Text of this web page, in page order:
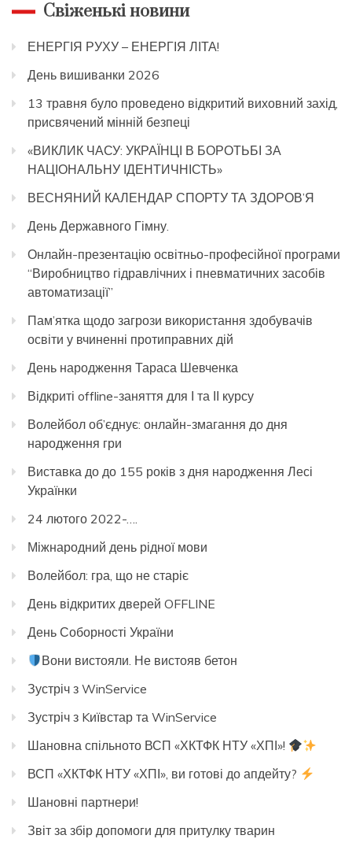
Свіженькі новини
ЕНЕРГІЯ РУХУ – ЕНЕРГІЯ ЛІТА!
День вишиванки 2026
13 травня було проведено відкритий виховний захід,
присвячений мінній безпеці
«ВИКЛИК ЧАСУ: УКРАЇНЦІ В БОРОТЬБІ ЗА
НАЦІОНАЛЬНУ ІДЕНТИЧНІСТЬ»
ВЕСНЯНИЙ КАЛЕНДАР СПОРТУ ТА ЗДОРОВ’Я
День Державного Гімну.
Онлайн-презентацію освітньо-професійної програми
“Виробництво гідравлічних і пневматичних засобів
автоматизації”
Пам’ятка щодо загрози використання здобувачів
освіти у вчиненні протиправних дій
День народження Тараса Шевченка
Відкриті offline-заняття для І та ІІ курсу
Волейбол об’єднує: онлайн-змагання до дня
народження гри
Виставка до до 155 років з дня народження Лесі
Українки
24 лютого 2022-….
Міжнародний день рідної мови
Волейбол: гра, що не старіє
День відкритих дверей OFFLINE
День Соборності України
Вони вистояли. Не вистояв бетон
Зустріч з WinService
Зустріч з Kиївстар та WinService
Шановна спільното ВСП «ХКТФК НТУ «ХПІ»!
ВСП «ХКТФК НТУ «ХПІ», ви готові до апдейту?
Шановні партнери!
Звіт за збір допомоги для притулку тварин